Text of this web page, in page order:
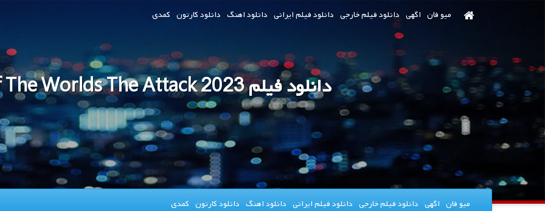
میو فان اگهی دانلود فیلم خارجی دانلود فیلم ایرانی دانلود اهنگ دانلود کارتون کمدی
دانلود فیلم War Of The Worlds The Attack 2023
میو فان اگهی دانلود فیلم خارجی دانلود فیلم ایرانی دانلود اهنگ دانلود کارتون کمدی